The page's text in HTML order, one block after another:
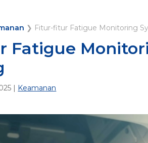
❯ Fitur-fitur Fatigue Monitoring
Fatigue
| Keamanan